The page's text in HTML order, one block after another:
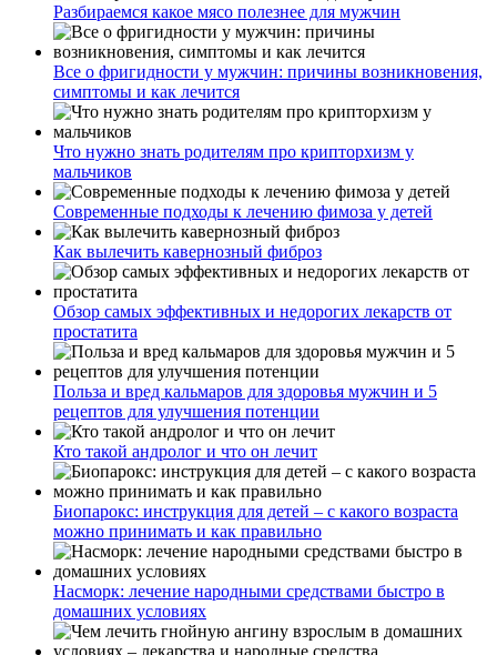
Разбираемся какое мясо полезнее для мужчин
Все о фригидности у мужчин: причины возникновения,
симптомы и как лечится
Что нужно знать родителям про крипторхизм у
мальчиков
Современные подходы к лечению фимоза у детей
Как вылечить кавернозный фиброз
Обзор самых эффективных и недорогих лекарств от
простатита
Польза и вред кальмаров для здоровья мужчин и 5
рецептов для улучшения потенции
Кто такой андролог и что он лечит
Биопарокс: инструкция для детей – с какого возраста
можно принимать и как правильно
Насморк: лечение народными средствами быстро в
домашних условиях